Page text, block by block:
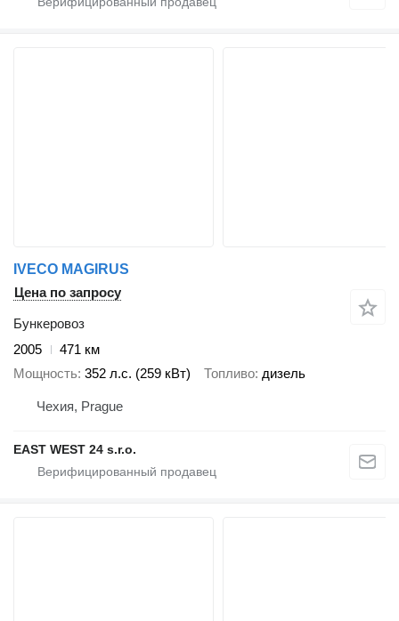
IVECO MAGIRUS
Цена по запросу
Бункеровоз
2005
471 км
Мощность 352 л.с. (259 кВт) Топливо дизель
Чехия, Prague
EAST WEST 24 s.r.o.